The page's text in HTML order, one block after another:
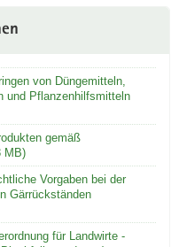
von Düngemitteln,
und Pflanzenhilfsmitteln
gemäß
MB)
Vorgaben bei der
Gärrückständen
für Landwirte -